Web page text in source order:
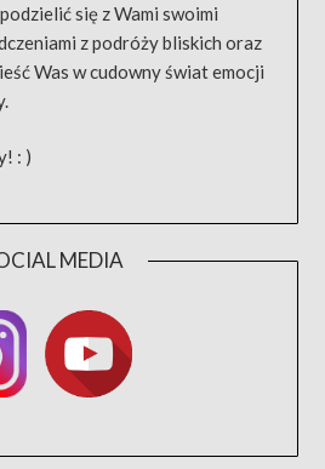
się z Wami swoimi
z podróży bliskich oraz
Was w cudowny świat emocji
: )
MEDIA